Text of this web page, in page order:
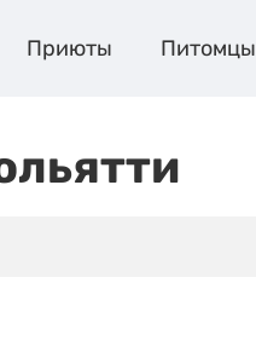
Приюты Питомцы